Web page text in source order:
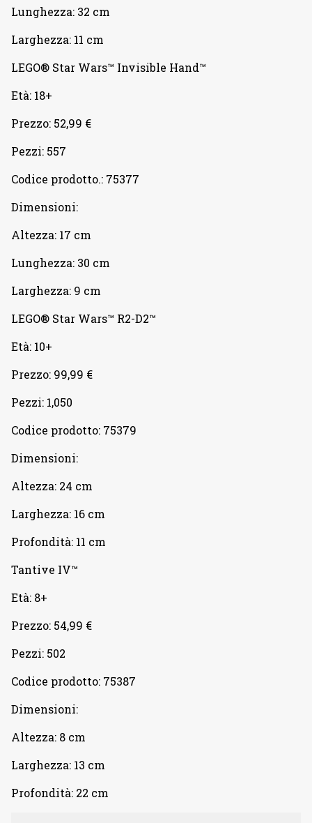
Lunghezza: 32 cm
Larghezza: 11 cm
LEGO® Star Wars™ Invisible Hand™
Età: 18+
Prezzo: 52,99 €
Pezzi: 557
Codice prodotto.: 75377
Dimensioni:
Altezza: 17 cm
Lunghezza: 30 cm
Larghezza: 9 cm
LEGO® Star Wars™ R2-D2™
Età: 10+
Prezzo: 99,99 €
Pezzi: 1,050
Codice prodotto: 75379
Dimensioni:
Altezza: 24 cm
Larghezza: 16 cm
Profondità: 11 cm
Tantive IV™
Età: 8+
Prezzo: 54,99 €
Pezzi: 502
Codice prodotto: 75387
Dimensioni:
Altezza: 8 cm
Larghezza: 13 cm
Profondità: 22 cm